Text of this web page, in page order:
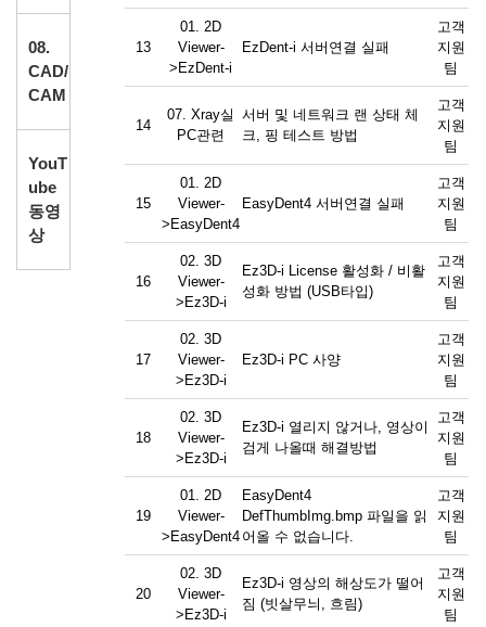
08.
CAD/
CAM
YouT
ube
동영
상
13
01. 2D
Viewer-
>EzDent-i
EzDent-i 서버연결 실패
고객
지원
팀
14
07. Xray실
PC관련
서버 및 네트워크 랜 상태 체
크, 핑 테스트 방법
고객
지원
팀
15
01. 2D
Viewer-
>EasyDent4
EasyDent4 서버연결 실패
고객
지원
팀
16
02. 3D
Viewer-
>Ez3D-i
Ez3D-i License 활성화 / 비활
성화 방법 (USB타입)
고객
지원
팀
17
02. 3D
Viewer-
>Ez3D-i
Ez3D-i PC 사양
고객
지원
팀
18
02. 3D
Viewer-
>Ez3D-i
Ez3D-i 열리지 않거나, 영상이
검게 나올때 해결방법
고객
지원
팀
19
01. 2D
Viewer-
>EasyDent4
EasyDent4
DefThumbImg.bmp 파일을 읽
어올 수 없습니다.
고객
지원
팀
20
02. 3D
Viewer-
>Ez3D-i
Ez3D-i 영상의 해상도가 떨어
짐 (빗살무늬, 흐림)
고객
지원
팀